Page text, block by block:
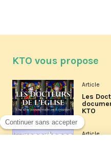
KTO vous propose
Article
Les
KTO
Article
Les